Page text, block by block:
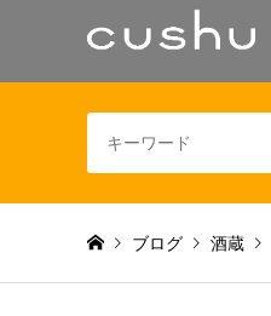
ブログ 酒蔵